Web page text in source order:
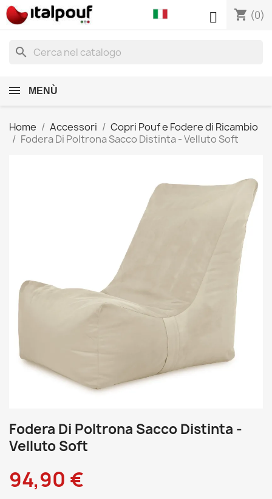
shopping_cart (0)

search
MENÙ
Home Accessori
Copri Pouf e Fodere di Ricambio
Fodera Di Poltrona Sacco Distinta - Velluto Soft
Fodera Di Poltrona Sacco Distinta -
Velluto Soft
94,90 €